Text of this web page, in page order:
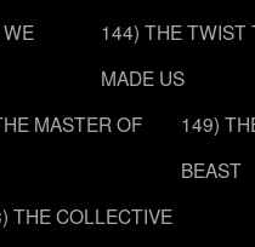
144) THE TWIST
MADE US
MASTER OF
149)
BEAST
THE COLLECTIVE